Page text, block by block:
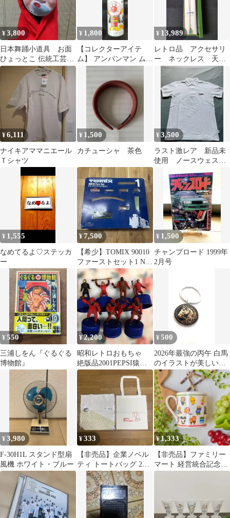
¥3,800
日本舞踊小道具 お面
ひょっとこ 伝統工芸品
年代物 マニア コレクタ
¥ 1,800
【コレクターアイテ
ム】 アンパンマン ムシ
¥ 13,989
レトロ品 アクセサリ
ー ネックレス 天然
貴石 フェニック・スト
¥6,111
ナイキアママニエール
Ｔシャツ
¥ 1,500
カチューシャ 茶色
¥3,500
ラスト激レア 新品未
使用 ノースウェスト
ャツ 白 crew
¥ 1,555
なめてるよ♡ステッカ
ー
¥7,500
【希少】TOMIX 90010
ファーストセット1 Nゲ
ージ 鉄道模型
¥ 1,500
チャンプロード 1999年
2月号
¥550
三浦しをん『ぐるぐる
博物館』
¥2,200
昭和レトロおもちゃ
絶版品2001PEPSI猿の
惑星キャンペーンフィ
¥500
2026年最強の丙午 白馬
のイラストが美しい金
運 大願成就イラスト
キーホルダー
¥3,980
F-30H1L スタンド型扇
風機 ホワイト・ブルー
¥333
【非売品】企業ノベル
ティ トートバッグ 2枚
セット クボタ IPS
PLIERS
¥1,333
【非売品】ファミリー
マート 経営統合記念マ
グカップ 2016年